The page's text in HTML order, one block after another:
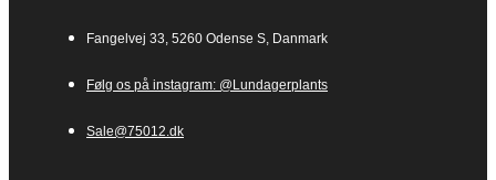
Fangelvej 33, 5260 Odense S, Danmark
Følg os på instagram: @Lundagerplants
Sale@75012.dk